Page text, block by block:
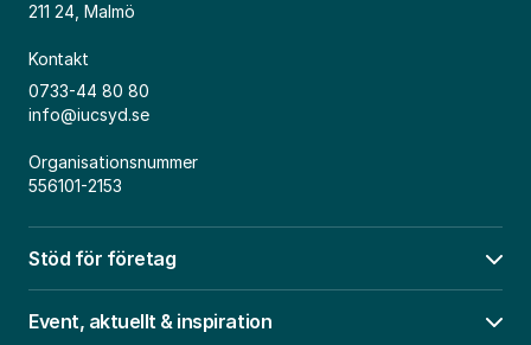
211 24, Malmö
Kontakt
0733-44 80 80
info@iucsyd.se
Organisationsnummer
556101-2153
Stöd för företag
Event, aktuellt & inspiration